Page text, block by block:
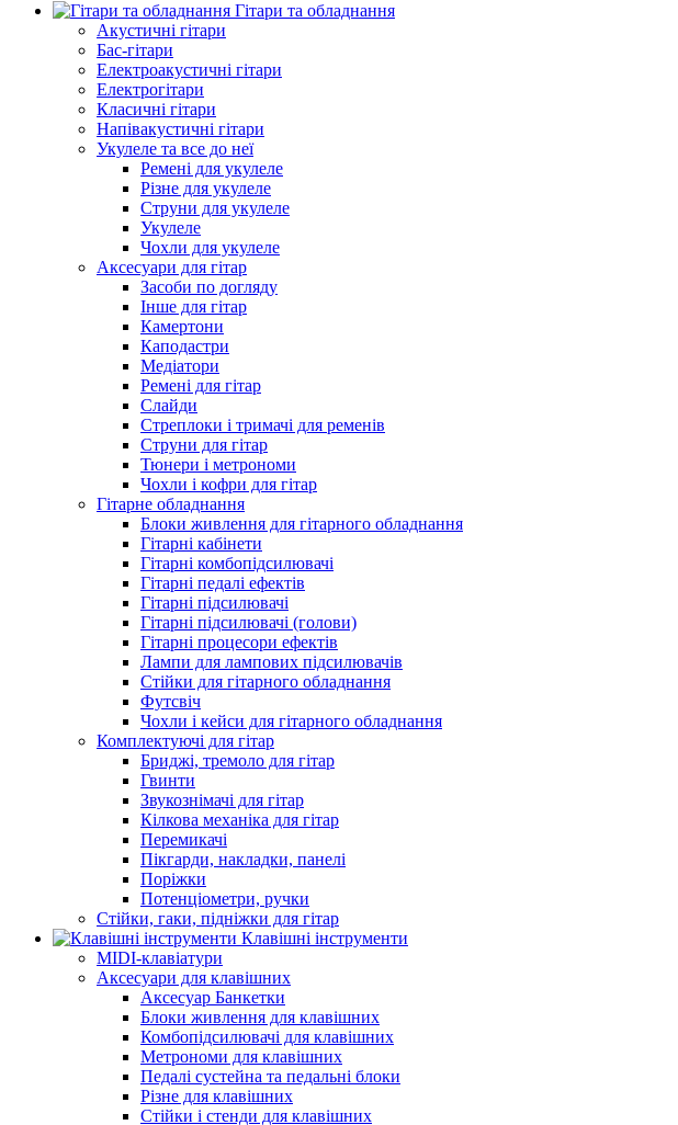
Гітари та обладнання
Акустичні гітари
Бас-гітари
Електроакустичні гітари
Електрогітари
Класичні гітари
Напівакустичні гітари
Укулеле та все до неї
Ремені для укулеле
Різне для укулеле
Струни для укулеле
Укулеле
Чохли для укулеле
Аксесуари для гітар
Засоби по догляду
Інше для гітар
Камертони
Каподастри
Медіатори
Ремені для гітар
Слайди
Стреплоки і тримачі для ременів
Струни для гітар
Тюнери і метрономи
Чохли і кофри для гітар
Гітарне обладнання
Блоки живлення для гітарного обладнання
Гітарні кабінети
Гітарні комбопідсилювачі
Гітарні педалі ефектів
Гітарні підсилювачі
Гітарні підсилювачі (голови)
Гітарні процесори ефектів
Лампи для лампових підсилювачів
Стійки для гітарного обладнання
Футсвіч
Чохли і кейси для гітарного обладнання
Комплектуючі для гітар
Бриджі, тремоло для гітар
Гвинти
Звукознімачі для гітар
Кілкова механіка для гітар
Перемикачі
Пікгарди, накладки, панелі
Поріжки
Потенціометри, ручки
Стійки, гаки, підніжки для гітар
Клавішні інструменти
MIDI-клавіатури
Аксесуари для клавішних
Аксесуар Банкетки
Блоки живлення для клавішних
Комбопідсилювачі для клавішних
Метрономи для клавішних
Педалі сустейна та педальні блоки
Різне для клавішних
Стійки і стенди для клавішних